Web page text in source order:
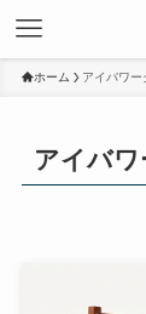
ホーム アイバワー
アイバワ